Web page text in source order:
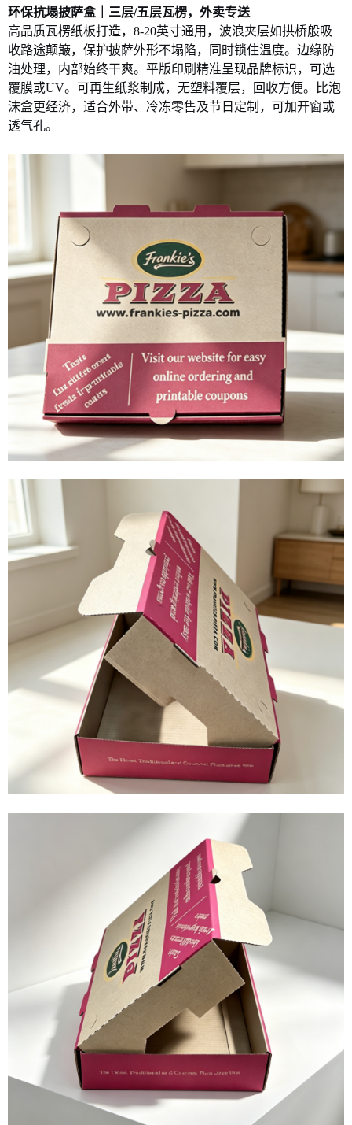
环保抗塌披萨盒｜三层/五层瓦楞，外卖专送
高品质瓦楞纸板打造，8-20英寸通用，波浪夹层如拱桥般吸
收路途颠簸，保护披萨外形不塌陷，同时锁住温度。边缘防
油处理，内部始终干爽。平版印刷精准呈现品牌标识，可选
覆膜或UV。可再生纸浆制成，无塑料覆层，回收方便。比泡
沫盒更经济，适合外带、冷冻零售及节日定制，可加开窗或
透气孔。